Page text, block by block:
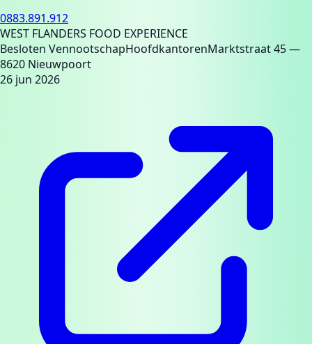
0883.891.912
WEST FLANDERS FOOD EXPERIENCE
Besloten VennootschapHoofdkantorenMarktstraat 45—
8620 Nieuwpoort
26 jun 2026